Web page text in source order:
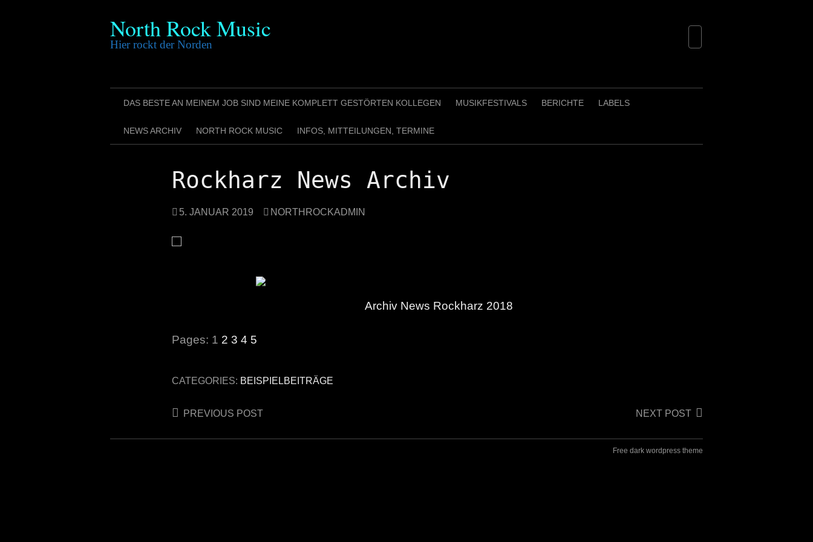
North Rock Music
Hier rockt der Norden
DAS BESTE AN MEINEM JOB SIND MEINE KOMPLETT GESTÖRTEN KOLLEGEN MUSIKFESTIVALS BERICHTE LABELS
NEWS ARCHIV NORTH ROCK MUSIC INFOS, MITTEILUNGEN, TERMINE
Rockharz News Archiv
5. JANUAR 2019 NORTHROCKADMIN
Archiv News Rockharz 2018
Pages: 1 2 3 4 5
CATEGORIES: BEISPIELBEITRÄGE
Post
navigation
PREVIOUS POST NEXT POST
Free dark wordpress theme